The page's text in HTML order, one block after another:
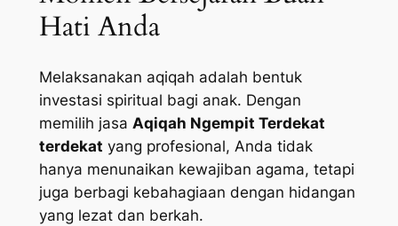
Hati Anda
Melaksanakan aqiqah adalah bentuk
investasi spiritual bagi anak. Dengan
memilih jasa Aqiqah Ngempit Terdekat
terdekat yang profesional, Anda tidak
hanya menunaikan kewajiban agama, tetapi
juga berbagi kebahagiaan dengan hidangan
yang lezat dan berkah.